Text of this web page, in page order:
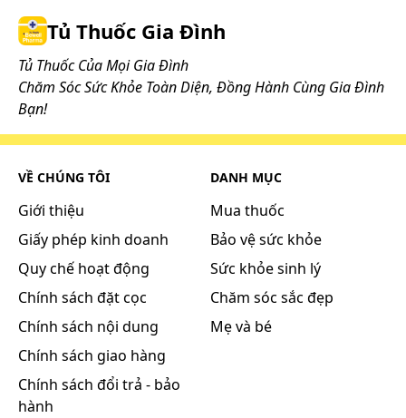
Tủ Thuốc Gia Đình
Tủ Thuốc Của Mọi Gia Đình
Chăm Sóc Sức Khỏe Toàn Diện, Đồng Hành Cùng Gia Đình
Bạn!
VỀ CHÚNG TÔI
Giới thiệu
Giấy phép kinh doanh
Quy chế hoạt động
Chính sách đặt cọc
Chính sách nội dung
Chính sách giao hàng
Chính sách đổi trả - bảo
hành
DANH MỤC
Mua thuốc
Bảo vệ sức khỏe
Sức khỏe sinh lý
Chăm sóc sắc đẹp
Mẹ và bé